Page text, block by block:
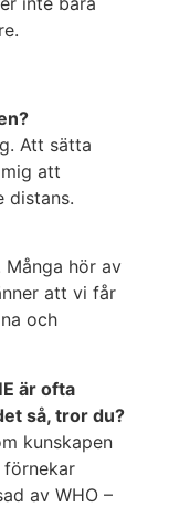
Att sätta
att
distans.
hör av
att vi får
och
är ofta
så, tror du?
kunskapen
av WHO –